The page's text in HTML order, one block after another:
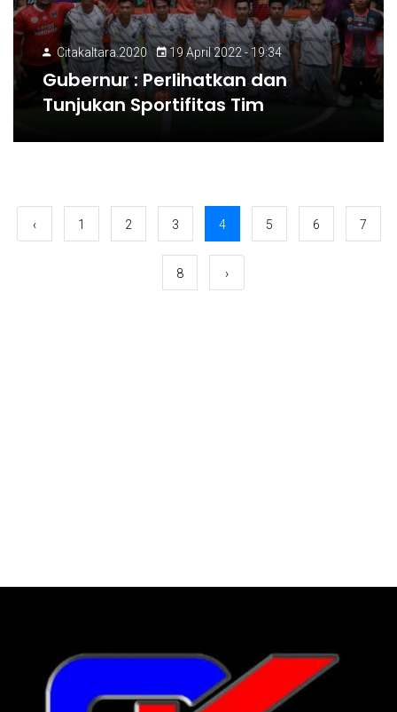
Citakaltara.2020 19 April 2022 - 19:34
Gubernur : Perlihatkan dan
Tunjukan Sportifitas Tim
‹ 1 2 3 4 5 6 7
8 ›